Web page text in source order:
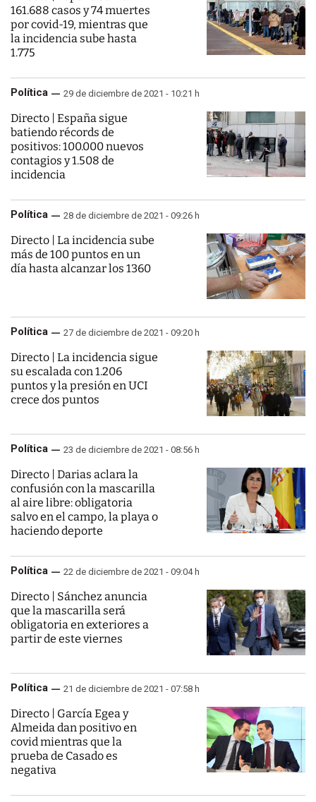
161.688 casos y 74 muertes
por covid-19, mientras que
la incidencia sube hasta
1.775
Política 29 de diciembre de 2021 - 10:21 h
Directo | España sigue
batiendo récords de
positivos: 100.000 nuevos
contagios y 1.508 de
incidencia
Política 28 de diciembre de 2021 - 09:26 h
Directo | La incidencia sube
más de 100 puntos en un
día hasta alcanzar los 1360
Política 27 de diciembre de 2021 - 09:20 h
Directo | La incidencia sigue
su escalada con 1.206
puntos y la presión en UCI
crece dos puntos
Política 23 de diciembre de 2021 - 08:56 h
Directo | Darias aclara la
confusión con la mascarilla
al aire libre: obligatoria
salvo en el campo, la playa o
haciendo deporte
Política 22 de diciembre de 2021 - 09:04 h
Directo | Sánchez anuncia
que la mascarilla será
obligatoria en exteriores a
partir de este viernes
Política 21 de diciembre de 2021 - 07:58 h
Directo | García Egea y
Almeida dan positivo en
covid mientras que la
prueba de Casado es
negativa